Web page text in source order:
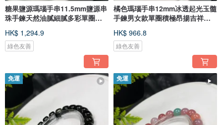
糖果鹽源瑪瑙手串11.5mm鹽源串
珠手鍊天然油膩細膩多彩單圈女
HK$ 1,294.9
綠色友善
橘色瑪瑙手串12mm冰透起光玉髓
手鍊男女款單圈積極昂揚吉祥好
HK$ 966.8
綠色友善
免運 免運